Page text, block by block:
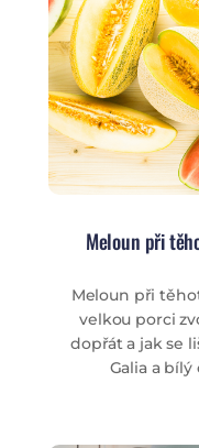
Meloun při
Meloun při
velkou porci
dopřát a jak se
Galia a